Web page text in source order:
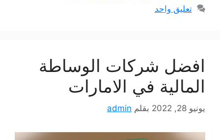
تعليق واحد
افضل شركات الوساطة
المالية في الامارات
يونيو 28, 2022 بقلم admin